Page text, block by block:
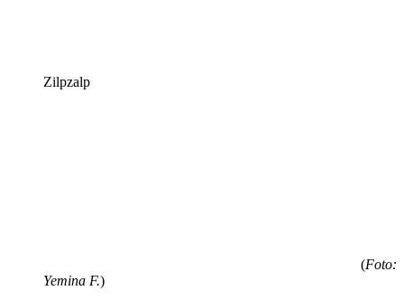
Zilpzalp
(Foto:
Yemina F.)